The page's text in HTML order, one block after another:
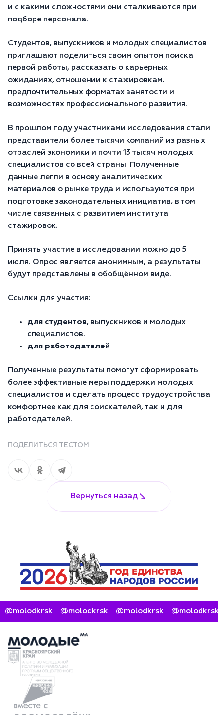
и с какими сложностями они сталкиваются при
подборе персонала.
Студентов, выпускников и молодых специалистов
приглашают поделиться своим опытом поиска
первой работы, рассказать о карьерных
ожиданиях, отношении к стажировкам,
предпочтительных форматах занятости и
возможностях профессионального развития.
В прошлом году участниками исследования стали
представители более тысячи компаний из разных
отраслей экономики и почти 13 тысяч молодых
специалистов со всей страны. Полученные
данные легли в основу аналитических
материалов о рынке труда и используются при
подготовке законодательных инициатив, в том
числе связанных с развитием института
стажировок.
Принять участие в исследовании можно до 5
июля. Опрос является анонимным, а результаты
будут представлены в обобщённом виде.
Ссылки для участия:
для студентов, выпускников и молодых
специалистов.
для работодателей
Полученные результаты помогут сформировать
более эффективные меры поддержки молодых
специалистов и сделать процесс трудоустройства
комфортнее как для соискателей, так и для
работодателей.
ПОДЕЛИТЬСЯ ТЕСТОМ
Вернуться назад
@molodkrsk @molodkrsk @molodkrsk @molodkrsk